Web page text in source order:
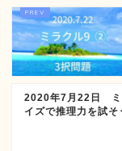
2020年7月22日
イズで推理力を試そ